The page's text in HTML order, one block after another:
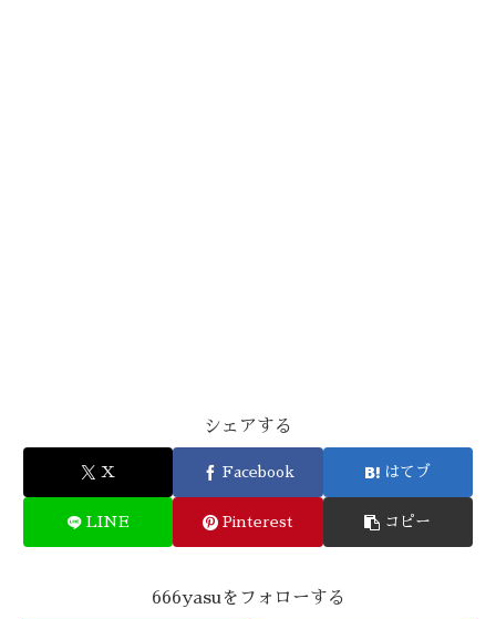
シェアする
X Facebook はてブ
LINE Pinterest コピー
666yasuをフォローする